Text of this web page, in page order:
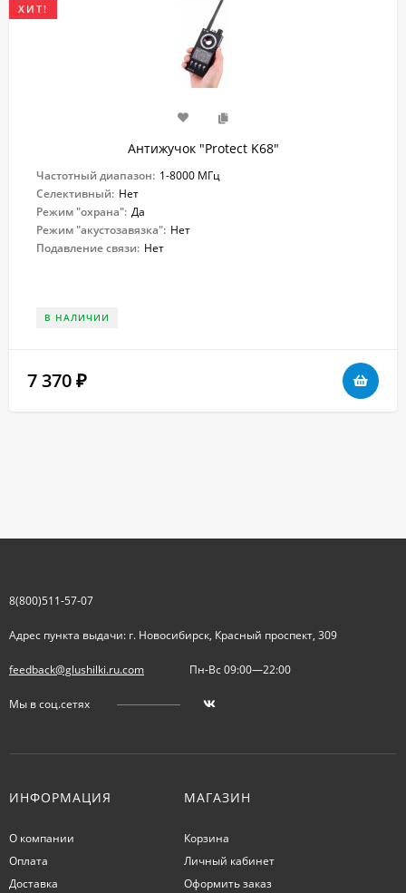
ХИТ!
Антижучок "Protect K68"
Частотный диапазон: 1-8000 МГц
Селективный: Нет
Режим "охрана": Да
Режим "акустозавязка": Нет
Подавление связи: Нет
В НАЛИЧИИ
7 370 ₽
8(800)511-57-07
Адрес пункта выдачи: г. Новосибирск, Красный проспект, 309
feedback@glushilki.ru.com Пн-Вс 09:00—22:00
Мы в соц.сетях
ИНФОРМАЦИЯ
О компании
Оплата
Доставка
МАГАЗИН
Корзина
Личный кабинет
Оформить заказ